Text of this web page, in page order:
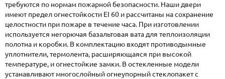
требуются по нормам пожарной безопасности. Наши двери
имеют предел огнестойкости EI 60 и рассчитаны на сохранение
целостности при пожаре в течение часа. При изготовлении
используется негорючая базальтовая вата для теплоизоляции
полотна и коробки. В комплектацию входят противодымные
уплотнители, термолента, расширяющаяся при высокой
температуре, и огнестойкие замки. В остекленные модели
устанавливают многослойный огнеупорный стеклопакет с